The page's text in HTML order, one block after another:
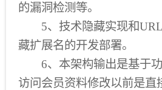
的漏洞检测等。
5、技术隐藏实现和
藏扩展名的开发部署。
6、本架构输出是基于功
访问会员资料修改以前是直